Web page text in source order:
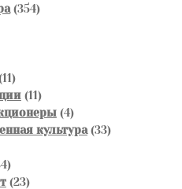
товаров
354354
1111
товаров
1111
товаров
44
товара
культура 3333
34
товара
2323